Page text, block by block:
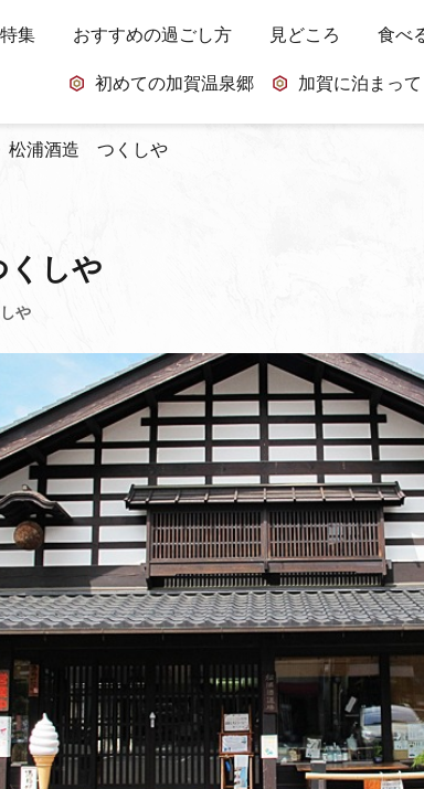
特集 おすすめの過ごし方 見どころ 食べ
初めての加賀温泉郷 加賀に泊まっ
松浦酒造 つくしや
しや